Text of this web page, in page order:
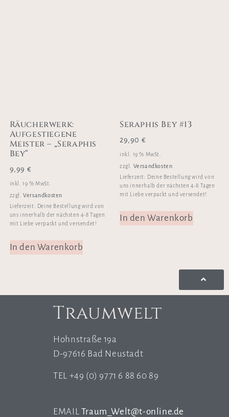
Räucherwerk:
Aufgestiegene
Meister – „Seraphis
Bey“
9,99 €
inkl. 19 % MwSt.
zzgl.Versandkosten
Lieferzeit: Deine Bestellung wird von
uns innerhalb der nächsten 4-8 Tagen
mit Liebe verpackt und versendet!
In den Warenkorb
Seraphis Bey #13
29,90 €
inkl. 19 % MwSt.
zzgl. Versandkosten
Lieferzeit: Deine Bestellung wird von
uns innerhalb der nächsten 4-8 Tagen
mit Liebe verpackt und versendet!
In den Warenkorb
Traumwelt
Hohnstraße 19a
D-97616 Bad Neustadt
TEL +49 (0) 9771 6 88 60 89
EMAIL Traum_Welt@t-online.de